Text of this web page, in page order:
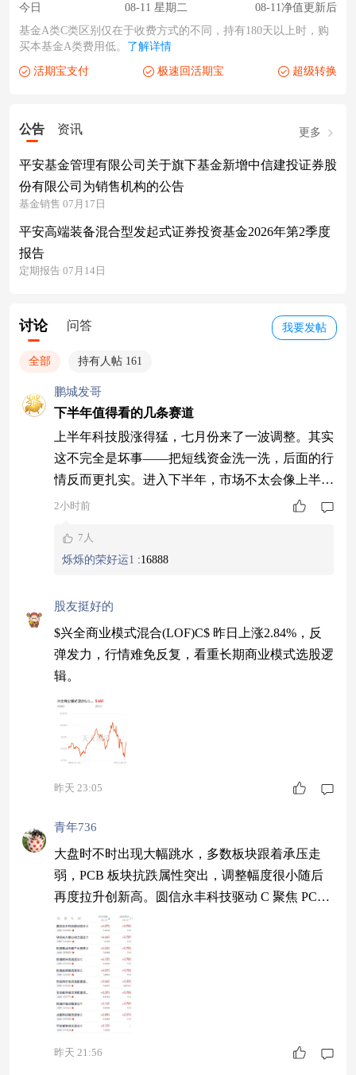
今日 08-11 星期二
08-11净值更新后
基金A类C类区别仅在于收费方式的不同，持有180天以上时，购
买本基金A类费用低。 了解详情
活期宝支付 极速回活期宝 超级转换
公告 资讯 更多
平安基金管理有限公司关于旗下基金新增中信建投证券股
份有限公司为销售机构的公告
基金销售 07月17日
平安高端装备混合型发起式证券投资基金2026年第2季度
报告
定期报告 07月14日
我要发帖
讨论 问答
全部 持有人帖 161
鹏城发哥
下半年值得看的几条赛道
上半年科技股涨得猛，七月份来了一波调整。其实
这不完全是坏事——把短线资金洗一洗，后面的行
情反而更扎实。进入下半年，市场不太会像上半年
那样“买科技就完事了”，板块之间会开始分化，有
们梳理下来，下半年值得多看几眼的几条线。 科
技还是主角，但里面在变 大方向上，科技没结
了——公募在科技板块的仓位一度冲到近60%，创
了
2小时前
7人
烁烁的荣好运1 :16888
股友挺好的
$兴全商业模式混合(LOF)C$ 昨日上涨2.84%，反
弹发力，行情难免反复，看重长期商业模式选股逻
辑。
昨天 23:05
青年736
大盘时不时出现大幅跳水，多数板块跟着承压走
弱，PCB 板块抗跌属性突出，调整幅度很小随后
再度拉升创新高。圆信永丰科技驱动 C 聚焦 PCB
赛道，今日涨幅 4.57%，两日赛道表现十分亮眼。
$圆信永丰科技驱动混合发起C$
昨天 21:56